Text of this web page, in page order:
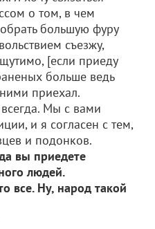
о том, в чем
большую фуру
съезжу,
[если приеду
больше ведь
приехал.
Мы с вами
и я согласен с тем,
и подонков.
вы приедете
людей.
все. Ну, народ такой